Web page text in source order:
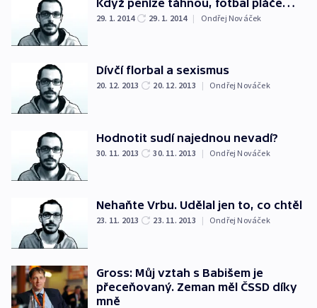
Když peníze táhnou, fotbal pláče…
29. 1. 2014 29. 1. 2014 | Ondřej Nováček
Dívčí florbal a sexismus
20. 12. 2013 20. 12. 2013 | Ondřej Nováček
Hodnotit sudí najednou nevadí?
30. 11. 2013 30. 11. 2013 | Ondřej Nováček
Nehaňte Vrbu. Udělal jen to, co chtěl
23. 11. 2013 23. 11. 2013 | Ondřej Nováček
Gross: Můj vztah s Babišem je
přeceňovaný. Zeman měl ČSSD díky
mně